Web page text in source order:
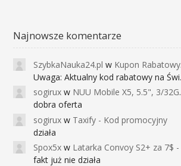
Najnowsze komentarze
SzybkaNauka24.pl w Kupon Rabatowy na Kurs Angielskiego dla Dzieci - FunEnglish
Uwaga: Aktualny kod rabatowy na Święta (
sogirux w NUU Mobile X5, 5.5", 3/32GB, czujnik linii papilarnych, 2950mAh, aparat 13MP za 267zł - Banggood
dobra oferta
sogirux w Taxify - Kod promocyjny
działa
Spox5x w Latarka Convoy S2+ za 7$ - Najniższa cena od 2017r
fakt już nie działa